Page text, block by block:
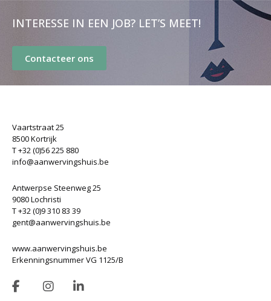
INTERESSE IN EEN JOB? LET’S MEET!
Contacteer ons
Vaartstraat 25
8500 Kortrijk
T +32 (0)56 225 880
info@aanwervingshuis.be
Antwerpse Steenweg 25
9080 Lochristi
T +32 (0)9 310 83 39
gent@aanwervingshuis.be
www.aanwervingshuis.be
Erkenningsnummer VG 1125/B